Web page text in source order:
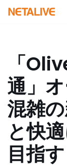
へ
ス
キ
ッ
プ
「
通」
混雑
と快
目指す